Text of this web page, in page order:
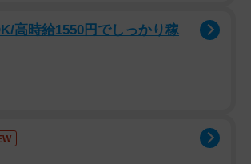
高時給1550円でしっかり稼